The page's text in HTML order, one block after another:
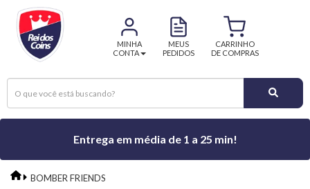
MINHA
CONTA
MEUS
PEDIDOS
CARRINHO
DE COMPRAS
Entrega em média de 1 a 25 min!
BOMBER FRIENDS